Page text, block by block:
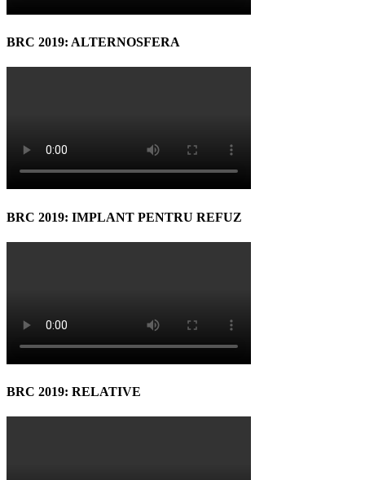
BRC 2019: ALTERNOSFERA
BRC 2019: IMPLANT PENTRU REFUZ
BRC 2019: RELATIVE